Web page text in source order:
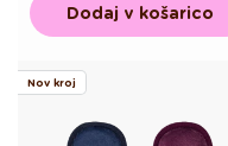
Dodaj v košarico
Nov kroj